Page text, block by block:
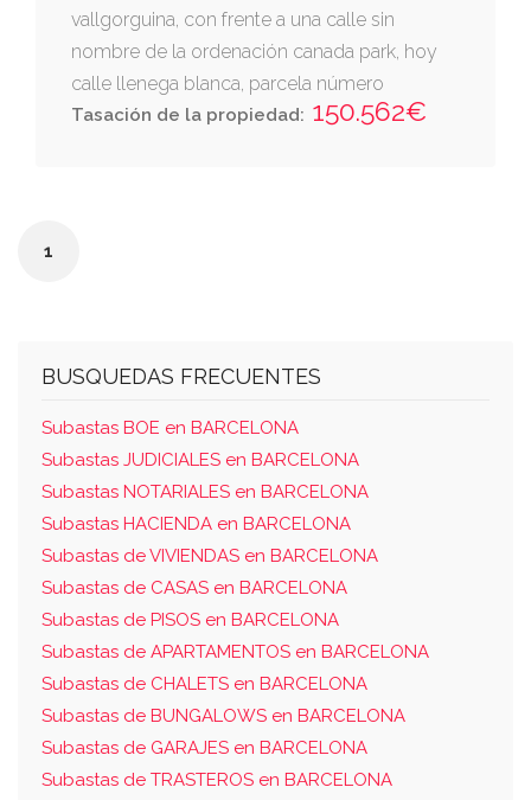
vallgorguina, con frente a una calle sin
nombre de la ordenación canada park, hoy
calle llenega blanca, parcela número
novecientos treinta y cinco, vivienda
cuadrados, y una planta alta con igual
y dos decímetros cuadrados, conteniendo
baño y cuatro habitaciones, cubierta de
pizarra a dos vertientes; mide el terreno
ochocientos metros cuadrados, de los
cuales la casa ocupa cuarenta y cuatro
metros dos decímetros cuadrados, siendo el
resto patio o jardín-bosque. linda: por su
frente este con calle sin nombre; por la
derecha entrando con zona verde; por el
detrás con la parcela novecientos treinta y
seis de josé noci y maría luisa clavero; y por
la izquierda con finca de que procede de los
Tasación de la propiedad: 150.562€
1
BUSQUEDAS FRECUENTES
Subastas BOE en BARCELONA
Subastas JUDICIALES en BARCELONA
Subastas NOTARIALES en BARCELONA
Subastas HACIENDA en BARCELONA
Subastas de VIVIENDAS en BARCELONA
Subastas de CASAS en BARCELONA
Subastas de PISOS en BARCELONA
Subastas de APARTAMENTOS en BARCELONA
Subastas de CHALETS en BARCELONA
Subastas de BUNGALOWS en BARCELONA
Subastas de GARAJES en BARCELONA
Subastas de TRASTEROS en BARCELONA